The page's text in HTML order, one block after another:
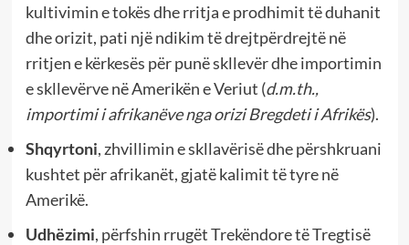
kultivimin e tokës dhe rritja e prodhimit të duhanit
dhe orizit, pati një ndikim të drejtpërdrejtë në
rritjen e kërkesës për punë skllevër dhe importimin
e skllevërve në Amerikën e Veriut (d.m.th.,
importimi i afrikanëve nga orizi Bregdeti i Afrikës).
Shqyrtoni, zhvillimin e skllavërisë dhe përshkruani
kushtet për afrikanët, gjatë kalimit të tyre në
Amerikë.
Udhëzimi, përfshin rrugët Trekëndore të Tregtisë